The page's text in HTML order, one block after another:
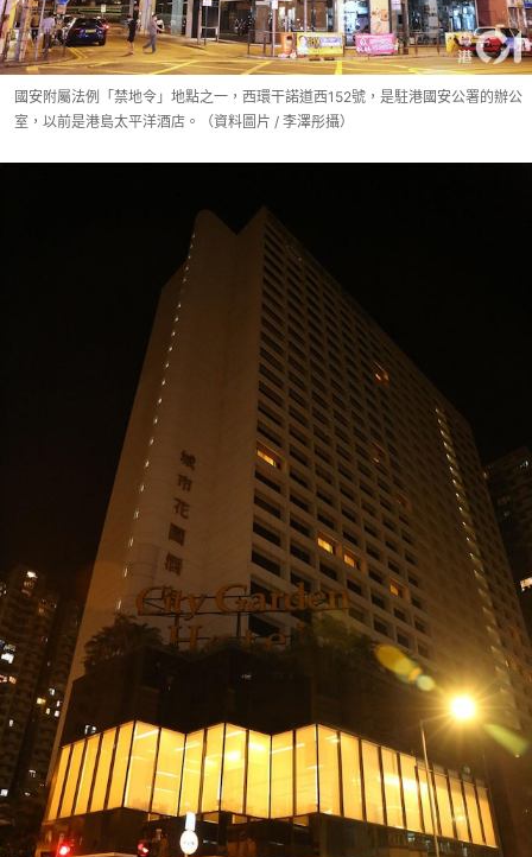
國安附屬法例「禁地令」地點之一，西環干諾道西152號，是駐港國安公署的辦公
室，以前是港島太平洋酒店。（資料圖片 / 李澤彤攝）